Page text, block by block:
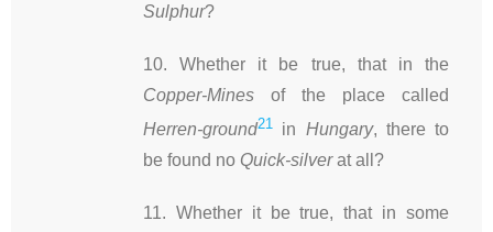
Sulphur?
10. Whether it be true, that in the
Copper-Mines of the place called
Herren-ground21 in Hungary, there to
be found no Quick-silverat all?
11. Whether it be true, that in some